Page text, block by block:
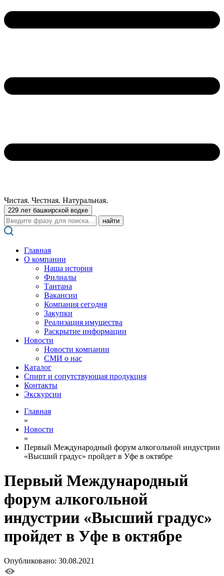
Чистая. Честная. Натуральная.
229 лет башкирской водке
Поиск:
Главная
О компании
Наша история
Филиалы
Тантана
Вакансии
Компания сегодня
Закупки
Реализация имущества
Раскрытие информации
Новости
Новости компании
СМИ о нас
Каталог
Спирт и сопутствующая продукция
Контакты
Экскурсии
Главная
»
Новости
»
Первый Международный форум алкогольной индустрии
«Высший градус» пройдет в Уфе в октябре
Первый Международный
форум алкогольной
индустрии «Высший градус»
пройдет в Уфе в октябре
Опубликовано: 30.08.2021